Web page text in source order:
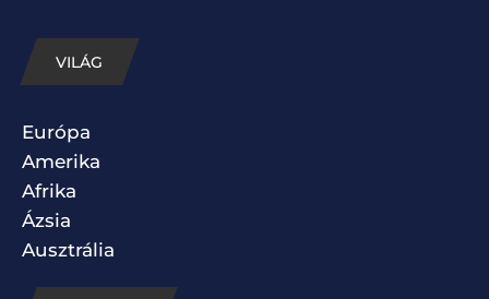
VILÁG
Európa
Amerika
Afrika
Ázsia
Ausztrália